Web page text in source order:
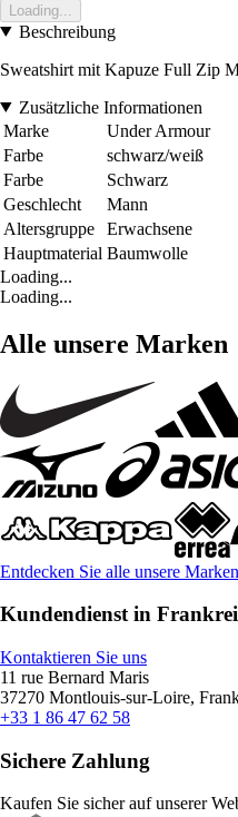
Loading...
Beschreibung
Sweatshirt mit Kapuze Full Zip
Zusätzliche Informationen
Marke
Under Armour
Farbe
schwarz/weiß
Farbe
Schwarz
Geschlecht
Mann
Altersgruppe
Erwachsene
Hauptmaterial Baumwolle
Loading...
Loading...
Alle unsere Marken
Entdecken Sie alle unsere Marken
Kundendienst in
Kontaktieren Sie uns
11 rue Bernard Maris
37270 Montlouis-sur-Loire,
+33 1 86 47 62 58
Sichere Zahlung
Kaufen Sie sicher auf unserer